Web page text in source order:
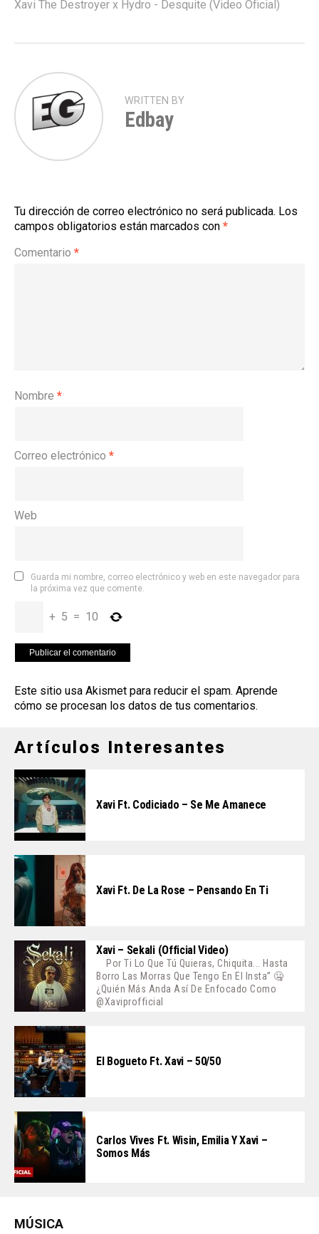
Xavi The Destroyer x Hydro - Desquite (Video Oficial)
WRITTEN BY
Edbay
Tu dirección de correo electrónico no será publicada. Los
campos obligatorios están marcados con *
Comentario *
Nombre *
Correo electrónico *
Web
Guarda mi nombre, correo electrónico y web en este navegador para
la próxima vez que comente.
+ 5 = 10
Este sitio usa Akismet para reducir el spam. Aprende
cómo se procesan los datos de tus comentarios.
Artículos Interesantes
Xavi Ft. Codiciado – Se Me Amanece
Xavi Ft. De La Rose – Pensando En Ti
Xavi – Sekali (Official Video)
Por Ti Lo Que Tú Quieras, Chiquita... Hasta
Borro Las Morras Que Tengo En El Insta” 🤐
¿Quién Más Anda Así De Enfocado Como
@xaviprofficial
El Bogueto Ft. Xavi – 50/50
Carlos Vives Ft. Wisin, Emilia Y Xavi –
Somos Más
MÚSICA